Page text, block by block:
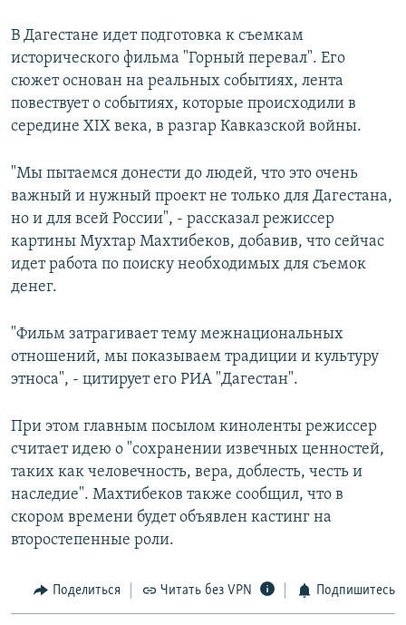
Все сайты РСЕ/РС
В Дагестане идет подготовка к съемкам
исторического фильма "Горный перевал". Его
сюжет основан на реальных событиях, лента
повествует о событиях, которые происходили в
середине XIX века, в разгар Кавказской войны.
"Мы пытаемся донести до людей, что это очень
важный и нужный проект не только для Дагестана,
но и для всей России", - рассказал режиссер
картины Мухтар Махтибеков, добавив, что сейчас
идет работа по поиску необходимых для съемок
денег.
"Фильм затрагивает тему межнациональных
отношений, мы показываем традиции и культуру
этноса", - цитирует его РИА "Дагестан".
При этом главным посылом киноленты режиссер
считает идею о "сохранении извечных ценностей,
таких как человечность, вера, доблесть, честь и
наследие". Махтибеков также сообщил, что в
скором времени будет объявлен кастинг на
второстепенные роли.
Поделиться Читать без VPN Подпишитесь